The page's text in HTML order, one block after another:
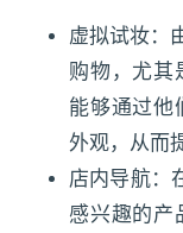
虚拟试妆：
购物，尤其
能够通过他
外观，从而
店内导航：
感兴趣的产